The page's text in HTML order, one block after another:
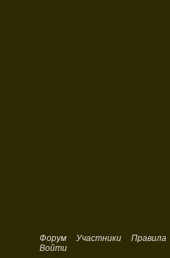
Форум Участники Правила
Войти